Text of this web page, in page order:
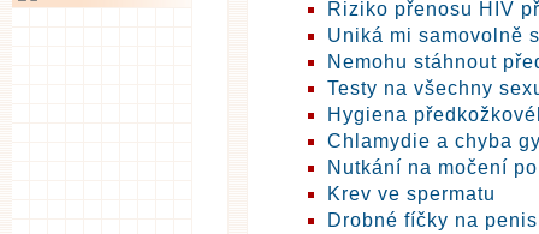
Riziko přenosu HIV
Uniká mi samovolně
Nemohu stáhnout
Testy na všechny
Hygiena
Chlamydie a chyba
Nutkání na močení
Krev ve spermatu
Drobné fíčky na